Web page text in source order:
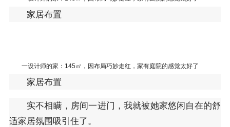
家居布置
一设计师的家：145㎡，因布局巧妙走红，家有庭院的感觉太好了
家居布置
实不相瞒，房间一进门，我就被她家悠闲自在的舒
适家居氛围吸引住了。